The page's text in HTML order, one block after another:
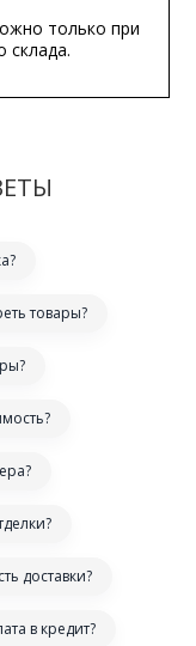
только при
склада.
товары?
доставки?
в кредит?